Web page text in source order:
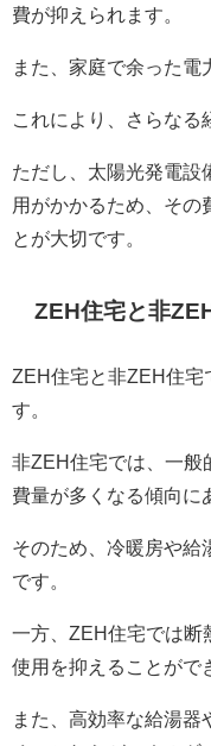
費が抑えられます。
また、家庭で余った電
これにより、さらなる
ただし、太陽光発電設
用がかかるため、その
とが大切です。
ZEH住宅と非
ZEH住宅と非ZEH住宅
す。
非ZEH住宅では、一般
費量が多くなる傾向に
そのため、冷暖房や給
です。
一方、ZEH住宅では断
使用を抑えることがで
また、高効率な給湯器